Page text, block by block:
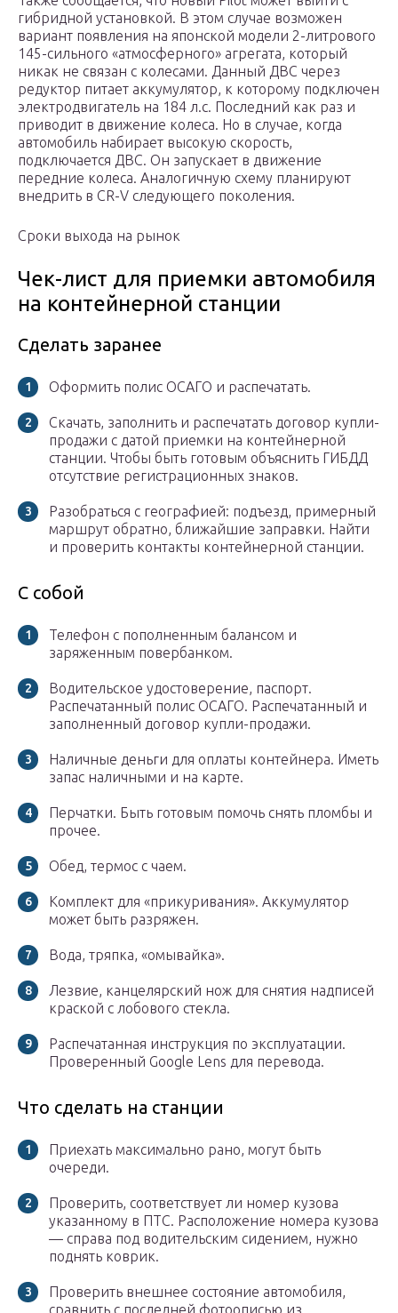
гибридной установкой. В этом случае возможен
вариант появления на японской модели 2-литрового
145-сильного «атмосферного» агрегата, который
никак не связан с колесами. Данный ДВС через
редуктор питает аккумулятор, к которому подключен
электродвигатель на 184 л.с. Последний как раз и
приводит в движение колеса. Но в случае, когда
автомобиль набирает высокую скорость,
подключается ДВС. Он запускает в движение
передние колеса. Аналогичную схему планируют
внедрить в CR-V следующего поколения.
Сроки выхода на рынок
Чек-лист для приемки автомобиля
на контейнерной станции
Сделать заранее
Оформить полис ОСАГО и распечатать.
Скачать, заполнить и распечатать договор купли-
продажи с датой приемки на контейнерной
станции. Чтобы быть готовым объяснить ГИБДД
отсутствие регистрационных знаков.
Разобраться с географией: подъезд, примерный
маршрут обратно, ближайшие заправки. Найти
и проверить контакты контейнерной станции.
С собой
Телефон с пополненным балансом и
заряженным повербанком.
Водительское удостоверение, паспорт.
Распечатанный полис ОСАГО. Распечатанный и
заполненный договор купли-продажи.
Наличные деньги для оплаты контейнера. Иметь
запас наличными и на карте.
Перчатки. Быть готовым помочь снять пломбы и
прочее.
Обед, термос с чаем.
Комплект для «прикуривания». Аккумулятор
может быть разряжен.
Вода, тряпка, «омывайка».
Лезвие, канцелярский нож для снятия надписей
краской с лобового стекла.
Распечатанная инструкция по эксплуатации.
Проверенный Google Lens для перевода.
Что сделать на станции
Приехать максимально рано, могут быть
очереди.
Проверить, соответствует ли номер кузова
указанному в ПТС. Расположение номера кузова
— справа под водительским сидением, нужно
поднять коврик.
Проверить внешнее состояние автомобиля,
сравнить с последней фотоописью из